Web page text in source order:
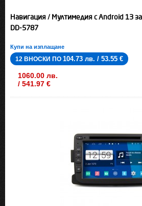
Навигация / Мултимедия с Android 13
DD-5787
Купи на изплащане
12 ВНОСКИ ПО 104.73 лв. / 53.55 €
1060.00 лв.
/ 541.97 €